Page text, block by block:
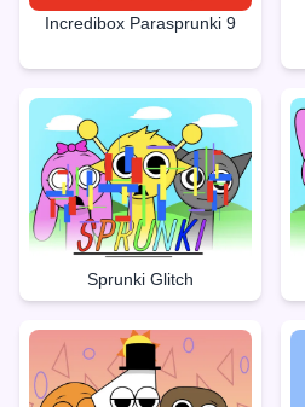
Incredibox Parasprunki 9
Sprunki Glitch